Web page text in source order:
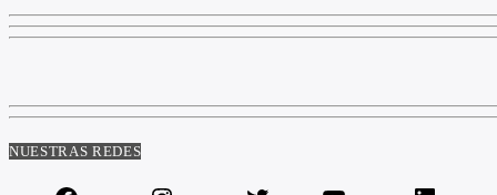
NUESTRAS REDES